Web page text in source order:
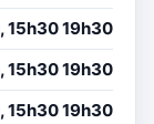
15h30 19h30
15h30 19h30
15h30 19h30